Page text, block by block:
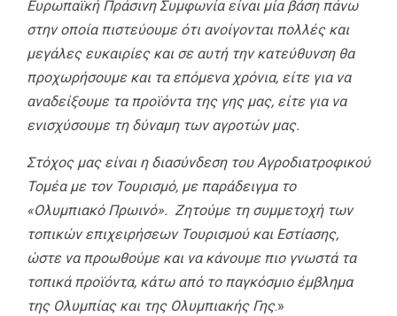
Ευρωπαϊκή Πράσινη Συμφωνία είναι μία βάση πάνω
στην οποία πιστεύουμε ότι ανοίγονται πολλές και
μεγάλες ευκαιρίες και σε αυτή την κατεύθυνση θα
προχωρήσουμε και τα επόμενα χρόνια, είτε για να
αναδείξουμε τα προϊόντα της γης μας, είτε για να
ενισχύσουμε τη δύναμη των αγροτών μας.
Στόχος μας είναι η διασύνδεση του Αγροδιατροφικού
Τομέα με τον Τουρισμό, με παράδειγμα το
«Ολυμπιακό Πρωινό». Ζητούμε τη συμμετοχή των
τοπικών επιχειρήσεων Τουρισμού και Εστίασης,
ώστε να προωθούμε και να κάνουμε πιο γνωστά τα
τοπικά προϊόντα, κάτω από το παγκόσμιο έμβλημα
της Ολυμπίας και της Ολυμπιακής Γης.»